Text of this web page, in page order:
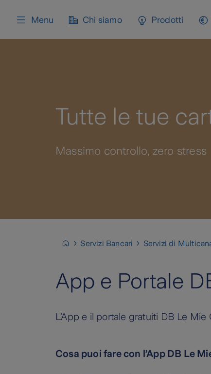
Menu Chi siamo Prodotti
Tutte le tue
Massimo controllo, zero stress
Servizi Bancari Servizi di
App e Portale
L’App e il portale gratuiti DB Le
Cosa puoi fare con l’App DB Le